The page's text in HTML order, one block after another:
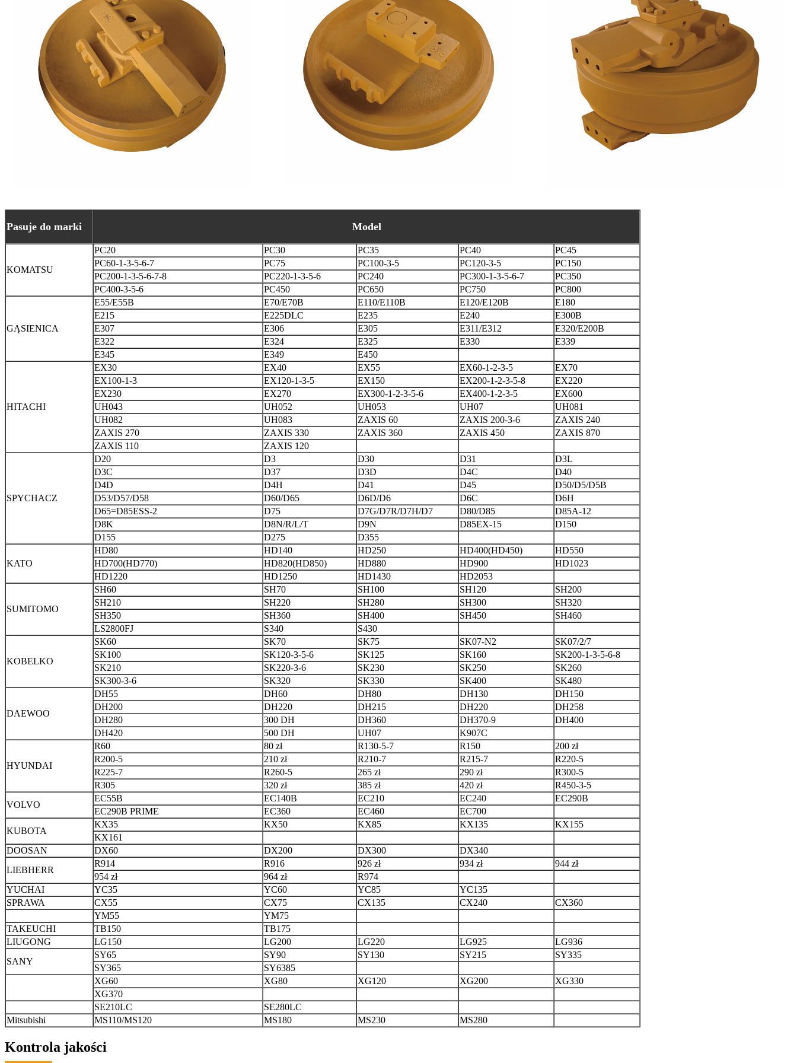
Pasuje do marki Model
KOMATSU
PC20 PC30 PC35 PC40
PC45
PC60-1-3-5-6-7
PC75 PC100-3-5 PC120-3-5
PC150
PC200-1-3-5-6-7-8
PC220-1-3-5-6 PC240 PC300-1-3-5-6-7
PC350
PC400-3-5-6
PC450 PC650 PC750 PC800
GĄSIENICA
E55/E55B E70/E70B E110/E110B E120/E120B
E180
E215
E225DLC E235 E240
E300B
E307
E306 E305 E311/E312
E320/E200B
E322
E324 E325 E330
E339
E345
E349 E450
HITACHI
EX30 EX40 EX55 EX60-1-2-3-5
EX70
EX100-1-3
EX120-1-3-5 EX150 EX200-1-2-3-5-8
EX220
EX230
EX270 EX300-1-2-3-5-6 EX400-1-2-3-5
EX600
UH043
UH052 UH053 UH07
UH081
UH082
UH083 ZAXIS 60 ZAXIS 200-3-6
ZAXIS 240
ZAXIS 270
ZAXIS 330 ZAXIS 360 ZAXIS 450
ZAXIS 870
ZAXIS 110
ZAXIS 120
SPYCHACZ
D20 D3 D30 D31
D3L
D3C
D37 D3D D4C
D40
D4D
D4H D41 D45
D50/D5/D5B
D53/D57/D58
D60/D65 D6D/D6 D6C
D6H
D65=D85ESS-2
D75 D7G/D7R/D7H/D7 D80/D85
D85A-12
D8K
D8N/R/L/T D9N D85EX-15
D150
D155
D275 D355
KATO
HD80 HD140 HD250 HD400(HD450)
HD550
HD700(HD770)
HD820(HD850) HD880 HD900
HD1023
HD1220
HD1250 HD1430 HD2053
SUMITOMO
SH60 SH70 SH100 SH120
SH200
SH210
SH220 SH280 SH300
SH320
SH350
SH360 SH400 SH450
SH460
LS2800FJ
S340 S430
KOBELKO
SK60 SK70 SK75 SK07-N2
SK07/2/7
SK100
SK120-3-5-6 SK125 SK160
SK200-1-3-5-6-8
SK210
SK220-3-6 SK230 SK250
SK260
SK300-3-6
SK320 SK330 SK400 SK480
DAEWOO
DH55 DH60 DH80 DH130
DH150
DH200
DH220 DH215 DH220
DH258
DH280
300 DH DH360 DH370-9
DH400
DH420
500 DH UH07 K907C
HYUNDAI
R60 80 zł R130-5-7 R150
200 zł
R200-5
210 zł R210-7 R215-7
R220-5
R225-7
R260-5 265 zł 290 zł
R300-5
R305
320 zł 385 zł 420 zł
R450-3-5
VOLVO
EC55B EC140B EC210 EC240
EC290B
EC290B PRIME
EC360 EC460
EC700
KUBOTA
KX35 KX50 KX85 KX135
KX155
KX161
DOOSAN
DX60 DX200 DX300
DX340
LIEBHERR
R914 R916 926 zł 934 zł
944 zł
954 zł
964 zł
R974
YUCHAI
YC35 YC60 YC85
YC135
SPRAWA
CX55 CX75 CX135 CX240
CX360
YM55
YM75
TAKEUCHI
TB150
TB175
LIUGONG
LG150 LG200 LG220 LG925
LG936
SANY
SY65 SY90 SY130 SY215
SY335
SY365
SY6385
XG60
XG80 XG120 XG200
XG330
XG370
SE210LC
SE280LC
Mitsubishi
MS110/MS120 MS180 MS230 MS280
Kontrola jakości